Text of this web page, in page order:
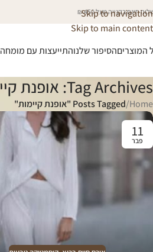
Skip to navigation
Skip to main content
חינם בקנייה מעל 450 ₪
המוצריםהסיפור שלנוהתייעצות עם מומחה
Tag Archives: אופנת קיימות
Home
/Posts Tagged "אופנת קיימות"
11
פבר